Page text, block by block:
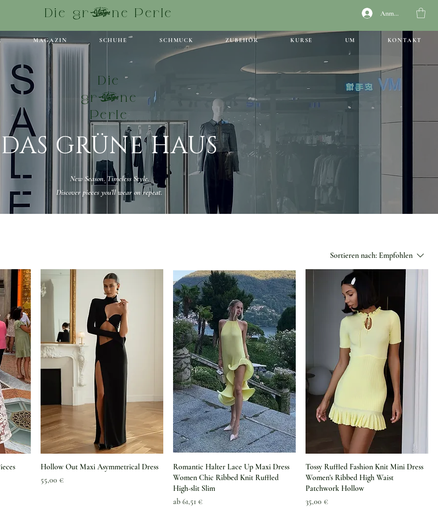
Die grüne Perle Anmelden
MAGAZIN SCHUHE SCHMUCK ZUBEHÖR KURSE UM KONTAKT
Die
grüne
Perle
DAS GRÜNE HAUS
New Season. Timeless Style.
Discover pieces you’ll wear on repeat.
Sortieren nach: Empfohlen
Hollow Out Maxi Asymmetrical Dress
Preis
55,00 €
Romantic Halter Lace Up Maxi Dress
Women Chic Ribbed Knit Ruffled
High-slit Slim
ab 61,51 €
Sale-Preis
Tossy Ruffled Fashion Knit Mini Dress
Women's Ribbed High Waist
Patchwork Hollow
Preis
35,00 €